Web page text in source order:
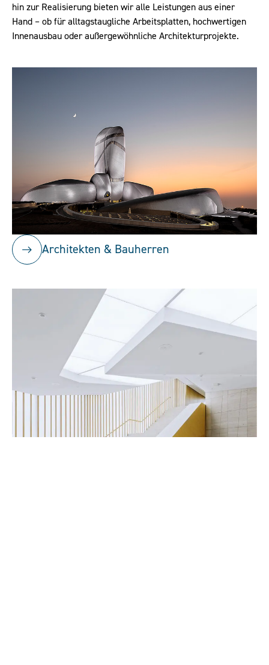
hin zur Realisierung bieten wir alle Leistungen aus einer
Hand – ob für alltagstaugliche Arbeitsplatten, hochwertigen
Innenausbau oder außergewöhnliche Architekturprojekte.
Architekten & Bauherren